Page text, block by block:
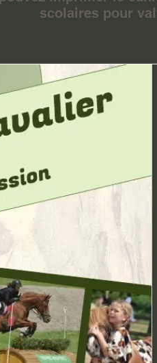
scolaires pour